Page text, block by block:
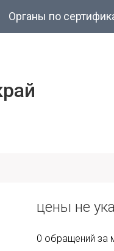
Органы по
цены не
0 обращений за